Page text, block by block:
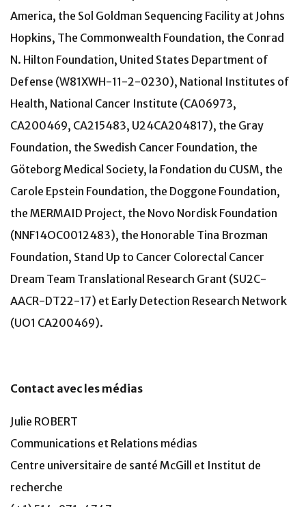
America, the Sol Goldman Sequencing Facility at Johns
Hopkins, The Commonwealth Foundation, the Conrad
N. Hilton Foundation, United States Department of
Defense (W81XWH-11-2-0230), National Institutes of
Health, National Cancer Institute (CA06973,
CA200469, CA215483, U24CA204817), the Gray
Foundation, the Swedish Cancer Foundation, the
Göteborg Medical Society, la Fondation du CUSM, the
Carole Epstein Foundation, the Doggone Foundation,
the MERMAID Project, the Novo Nordisk Foundation
(NNF14OC0012483), the Honorable Tina Brozman
Foundation, Stand Up to Cancer Colorectal Cancer
Dream Team Translational Research Grant (SU2C-
AACR-DT22-17) et Early Detection Research Network
(UO1 CA200469).
Contact avec les médias
Julie ROBERT
Communications et Relations médias
Centre universitaire de santé McGill et Institut de
recherche